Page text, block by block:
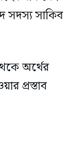
সদস্য সাকিব
অর্থের
প্রস্তাব